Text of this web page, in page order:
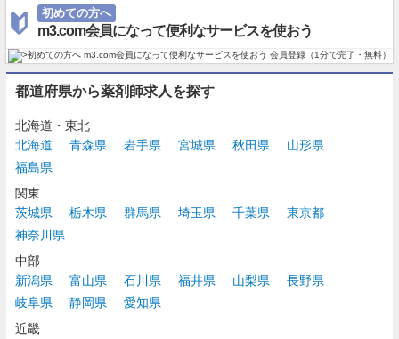
初めての方へ
m3.com会員になって便利なサービスを使おう
都道府県から薬剤師求人を探す
北海道・東北
北海道
青森県 岩手県 宮城県 秋田県
山形県
福島県
関東
茨城県
栃木県 群馬県 埼玉県 千葉県
東京都
神奈川県
中部
新潟県
富山県 石川県 福井県 山梨県
長野県
岐阜県
静岡県
愛知県
近畿